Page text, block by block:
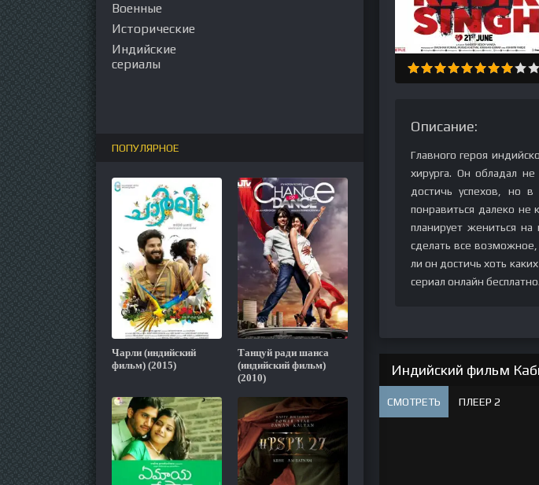
Описание:
Главного героя
хирурга. Он обладал
достичь успехов, но
понравиться далеко не
планирует жениться
сделать все
ли он достичь хоть
сериал онлайн бесплатно.
Индийский фильм
СМОТРЕТЬ ПЛЕЕР 2
Военные
Исторические
Индийские
сериалы
ПОПУЛЯРНОЕ
Чарли (индийский
фильм) (2015)
Танцуй ради шанса
(индийский фильм)
(2010)